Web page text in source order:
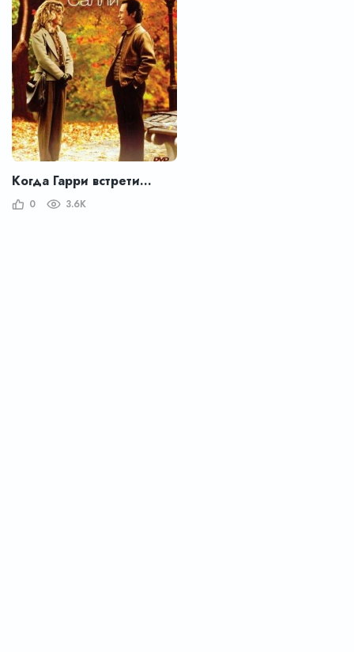
Когда Гарри встретил Салли
0 3.6K